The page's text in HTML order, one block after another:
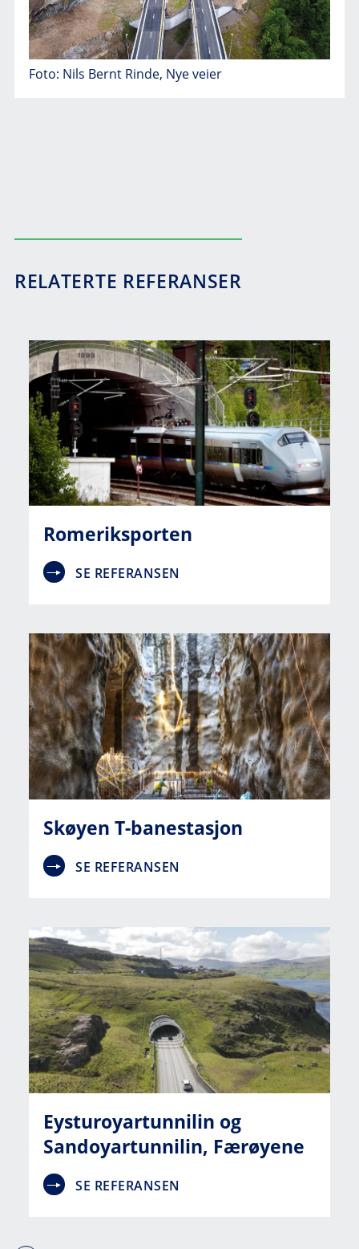
Foto: Nils Bernt Rinde, Nye veier
RELATERTE REFERANSER
Romeriksporten
SE REFERANSEN
Skøyen T-banestasjon
SE REFERANSEN
Eysturoyartunnilin og
Sandoyartunnilin, Færøyene
SE REFERANSEN